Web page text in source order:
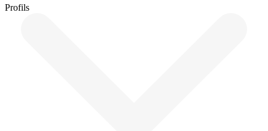
Profils